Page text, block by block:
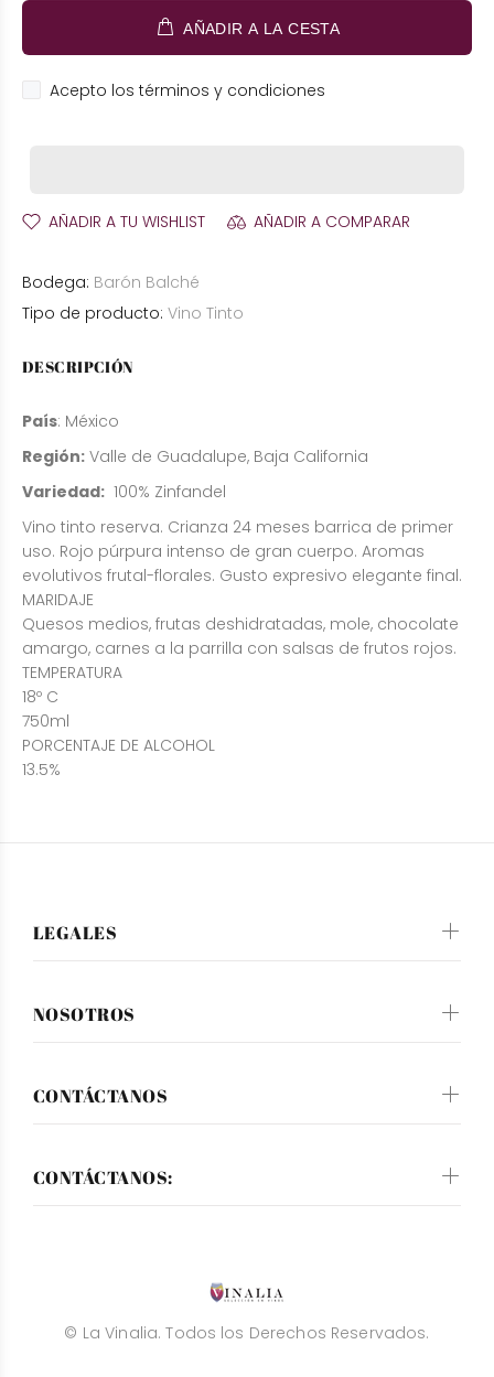
AÑADIR A LA CESTA
Acepto los términos y condiciones
AÑADIR A TU WISHLIST AÑADIR A COMPARAR
Bodega: Barón Balché
Tipo de producto: Vino Tinto
DESCRIPCIÓN
País: México
Región: Valle de Guadalupe, Baja California
Variedad: 100% Zinfandel
Vino tinto reserva. Crianza 24 meses barrica de primer
uso. Rojo púrpura intenso de gran cuerpo. Aromas
evolutivos frutal-florales. Gusto expresivo elegante final.
MARIDAJE
Quesos medios, frutas deshidratadas, mole, chocolate
amargo, carnes a la parrilla con salsas de frutos rojos.
TEMPERATURA
18º C
750ml
PORCENTAJE DE ALCOHOL
13.5%
CONTÁCTANOS:
LEGALES
NOSOTROS
CONTÁCTANOS
© La Vinalia. Todos los Derechos Reservados.